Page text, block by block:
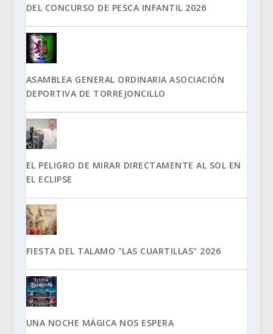
DEL CONCURSO DE PESCA INFANTIL 2026
ASAMBLEA GENERAL ORDINARIA ASOCIACIÓN
DEPORTIVA DE TORREJONCILLO
EL PELIGRO DE MIRAR DIRECTAMENTE AL SOL EN
EL ECLIPSE
FIESTA DEL TALAMO "LAS CUARTILLAS" 2026
UNA NOCHE MÁGICA NOS ESPERA